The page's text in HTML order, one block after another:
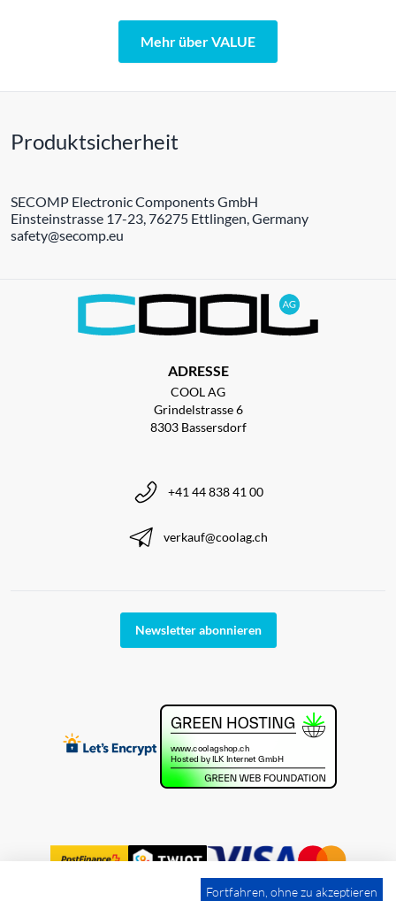
Mehr über VALUE
Produktsicherheit
SECOMP Electronic Components GmbH
Einsteinstrasse 17-23, 76275 Ettlingen, Germany
safety@secomp.eu
ADRESSE
COOL AG
Grindelstrasse 6
8303 Bassersdorf
+41 44 838 41 00
verkauf@coolag.ch
Newsletter abonnieren
Fortfahren, ohne zu akzeptieren